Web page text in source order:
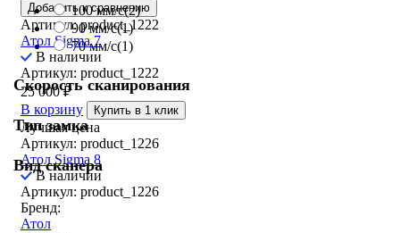
100 мм/с(2)
90 мм/с(1)
70 мм/с(1)
Скорость сканирования
Тип замка
Вид сканера
Добавить к сравнению
Артикул: product_1222
Атол Sigma 7
В наличии
Артикул: product_1222
25 000₽
В корзину
Купить в 1 клик
Лучшая цена
Артикул: product_1226
Атол Sigma 8
В наличии
Артикул: product_1226
Бренд:
Атол